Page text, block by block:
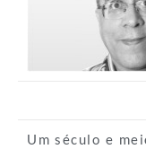
Um século e